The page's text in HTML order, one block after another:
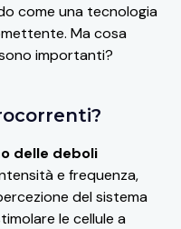
come una tecnologia
Ma cosa
importanti?
delle deboli
e frequenza,
del sistema
le cellule a